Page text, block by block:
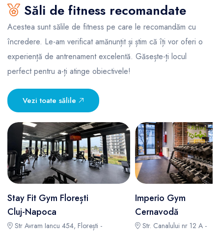
Săli de fitness recomandate
Acestea sunt sălile de fitness pe care le recomandăm cu
încredere. Le-am verificat amănunțit și știm că îți vor oferi o
experiență de antrenament excelentă. Găsește-ți locul
perfect pentru a-ți atinge obiectivele!
Vezi toate sălile
Stay Fit Gym Florești
Cluj-Napoca
Str Avram Iancu 454, Florești -
Imperio Gym
Cernavodă
Str. Canalului nr 12 A -